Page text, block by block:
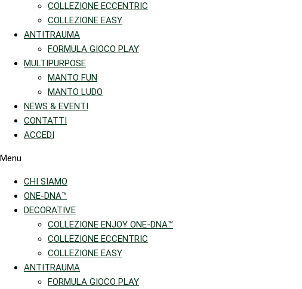
COLLEZIONE ECCENTRIC
COLLEZIONE EASY
ANTITRAUMA
FORMULA GIOCO PLAY
MULTIPURPOSE
MANTO FUN
MANTO LUDO
NEWS & EVENTI
CONTATTI
ACCEDI
Menu
CHI SIAMO
ONE-DNA™
DECORATIVE
COLLEZIONE ENJOY ONE-DNA™
COLLEZIONE ECCENTRIC
COLLEZIONE EASY
ANTITRAUMA
FORMULA GIOCO PLAY